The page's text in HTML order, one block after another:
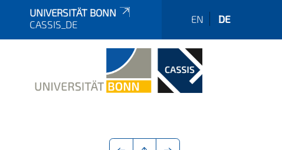
UNIVERSITÄT BONN
CASSIS_DE
EN DE